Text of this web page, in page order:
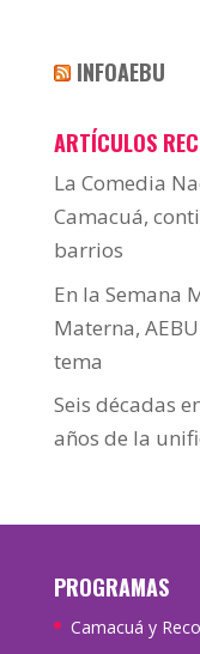
INFOAEBU
ARTÍCULOS
La Comedia
Camacuá,
barrios
En la Semana
Materna,
tema
Seis décadas
años de la
PROGRAMAS
Camacuá y